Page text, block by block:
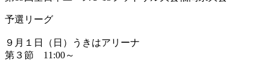
予選リーグ
９月１日（日）うきはアリーナ
第３節 11:00～